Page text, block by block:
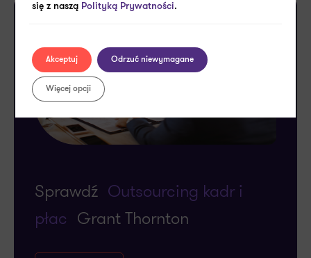
Sprawdź Outsourcing kadr i
płac Grant Thornton
się z naszą Polityką Prywatności.
Akceptuj Odrzuć niewymagane
Więcej opcji